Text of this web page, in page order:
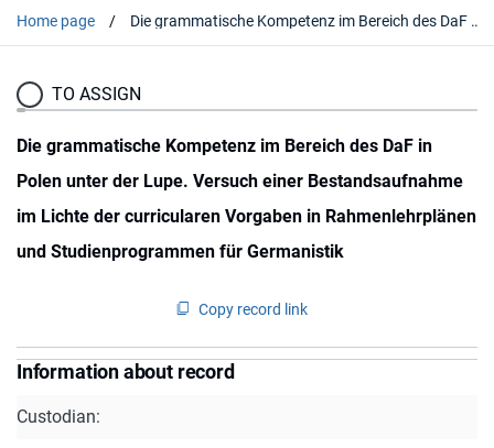
Home page Die grammatische Kompetenz im Bereich des DaF in Polen unter der Lupe. Versuch einer Bestandsaufnahme im Lichte der curricularen Vorgaben in Rahmenlehrplänen und Studienprogrammen für Germanistik
TO ASSIGN
Die grammatische Kompetenz im Bereich des DaF in
Polen unter der Lupe. Versuch einer Bestandsaufnahme
im Lichte der curricularen Vorgaben in Rahmenlehrplänen
und Studienprogrammen für Germanistik
Copy record link
Information about record
Custodian: